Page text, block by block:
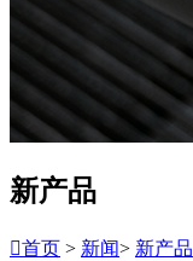
新产品
首页 > 新闻> 新产品